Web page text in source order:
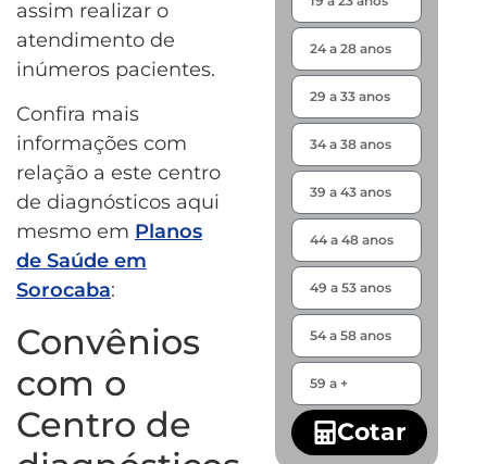
assim realizar o
atendimento de
inúmeros pacientes.
Confira mais
informações com
relação a este centro
de diagnósticos aqui
mesmo em Planos
de Saúde em
Sorocaba:
Convênios
com o
Centro de
Cotar